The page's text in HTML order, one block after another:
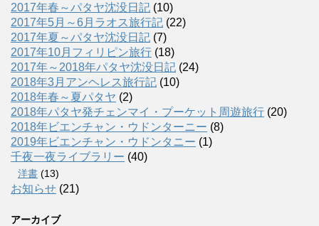
2017年春～パタヤ沈没日記 (10)
2017年5月～6月ラオス旅行記 (22)
2017年夏～パタヤ沈没日記 (7)
2017年10月フィリピン旅行 (18)
2017年～2018年パタヤ沈没日記 (24)
2018年3月アンヘレス旅行記 (10)
2018年春～夏パタヤ (2)
2018年パタヤ発チェンマイ・プーケット周遊旅行 (20)
2018年ビエンチャン・ウドンターニー (8)
2019年ビエンチャン・ウドンタニー (1)
千夜一夜ライブラリー (40)
洋書 (13)
お知らせ (21)
アーカイブ